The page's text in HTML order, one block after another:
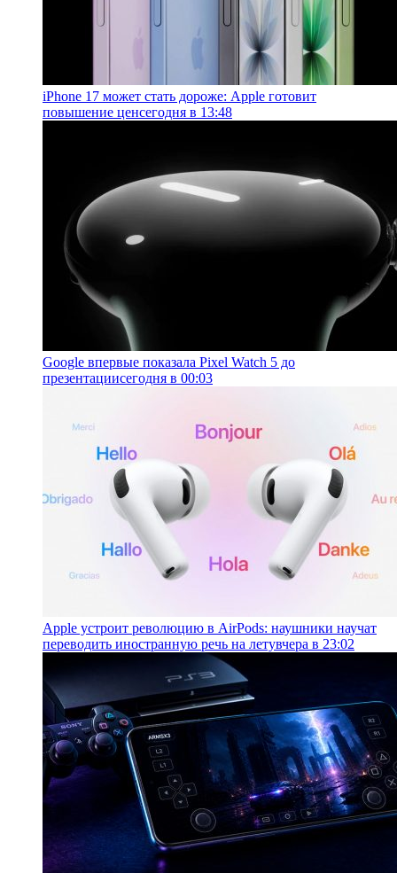
iPhone 17 может стать дороже: Apple готовит
повышение ценсегодня в 13:48
Google впервые показала Pixel Watch 5 до
презентациисегодня в 00:03
Apple устроит революцию в AirPods: наушники научат
переводить иностранную речь на летувчера в 23:02